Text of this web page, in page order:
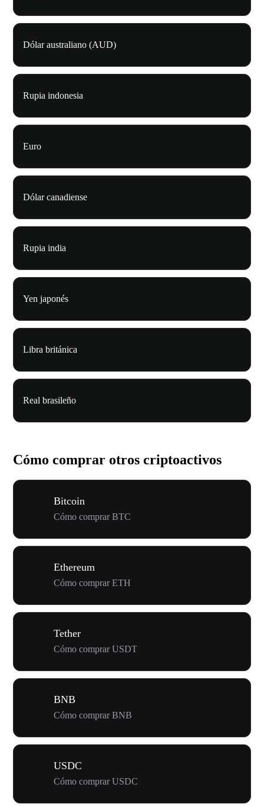
Dólar australiano (AUD)
Rupia indonesia
Euro
Dólar canadiense
Rupia india
Yen japonés
Libra británica
Real brasileño
Cómo comprar otros criptoactivos
Bitcoin
Cómo comprar BTC
Ethereum
Cómo comprar ETH
Tether
Cómo comprar USDT
BNB
Cómo comprar BNB
USDC
Cómo comprar USDC